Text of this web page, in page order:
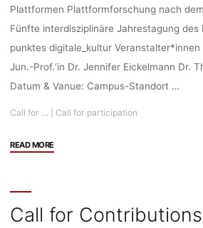
Plattformen Plattformforschung nach
Fünfte in­ter­dis­zi­pli­näre Jahres­ta­gung
punktes digitale_kultur
Jun.-Prof.‘in Dr. Jennifer Eickelmann Dr.
Datum & Vanue: Campus-Standort …
Call for … Call for participation
READ MORE"Call
Plattformen
–
Call for